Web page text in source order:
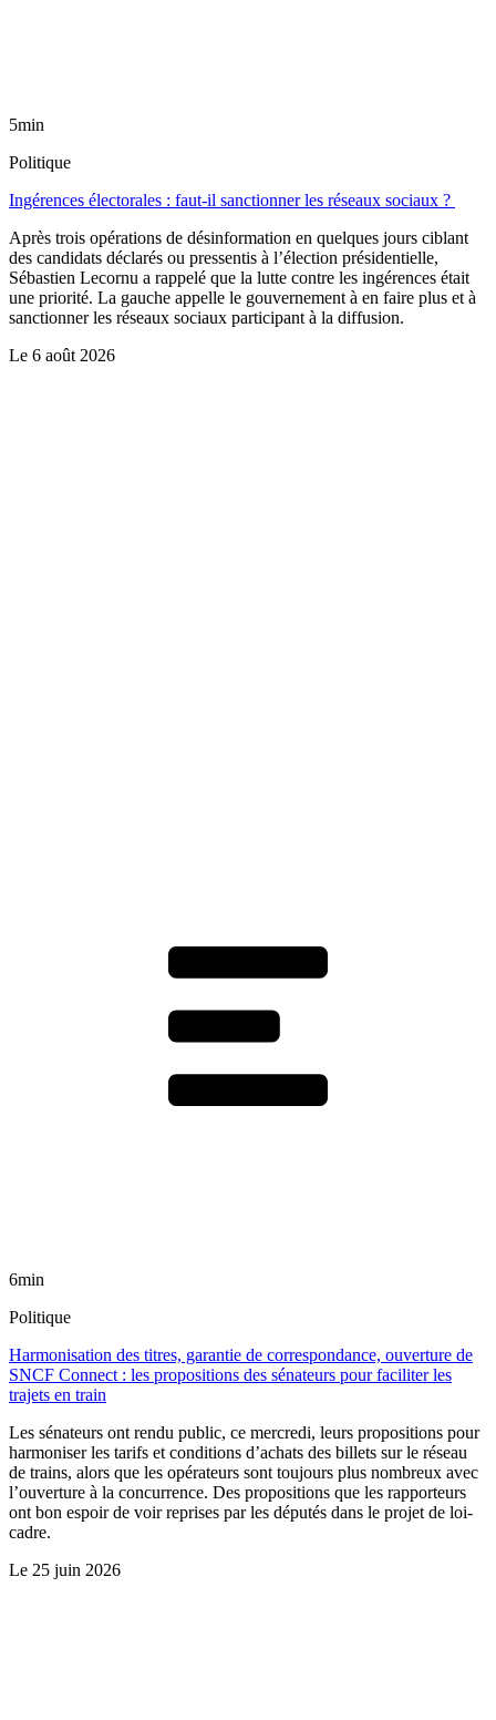
5min
Politique
Ingérences électorales : faut-il sanctionner les réseaux sociaux ?
Après trois opérations de désinformation en quelques jours ciblant
des candidats déclarés ou pressentis à l’élection présidentielle,
Sébastien Lecornu a rappelé que la lutte contre les ingérences était
une priorité. La gauche appelle le gouvernement à en faire plus et à
sanctionner les réseaux sociaux participant à la diffusion.
Le 6 août 2026
6min
Politique
Harmonisation des titres, garantie de correspondance, ouverture de
SNCF Connect : les propositions des sénateurs pour faciliter les
trajets en train
Les sénateurs ont rendu public, ce mercredi, leurs propositions pour
harmoniser les tarifs et conditions d’achats des billets sur le réseau
de trains, alors que les opérateurs sont toujours plus nombreux avec
l’ouverture à la concurrence. Des propositions que les rapporteurs
ont bon espoir de voir reprises par les députés dans le projet de loi-
cadre.
Le 25 juin 2026